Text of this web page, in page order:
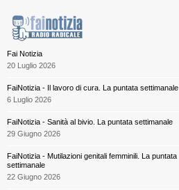
Fai Notizia
20 Luglio 2026
FaiNotizia - Il lavoro di cura. La puntata settimanale
6 Luglio 2026
FaiNotizia - Sanità al bivio. La puntata settimanale
29 Giugno 2026
FaiNotizia - Mutilazioni genitali femminili. La puntata
settimanale
22 Giugno 2026